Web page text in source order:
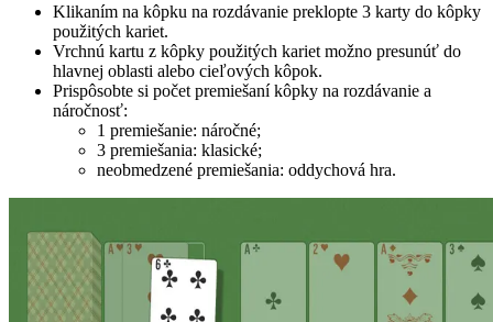
Klikaním na kôpku na rozdávanie preklopte 3 karty do kôpky
použitých kariet.
Vrchnú kartu z kôpky použitých kariet možno presunúť do
hlavnej oblasti alebo cieľových kôpok.
Prispôsobte si počet premiešaní kôpky na rozdávanie a
náročnosť:
1 premiešanie: náročné;
3 premiešania: klasické;
neobmedzené premiešania: oddychová hra.